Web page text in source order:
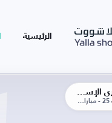
الرئيسية
الجولة 25 - مباراة الإياب